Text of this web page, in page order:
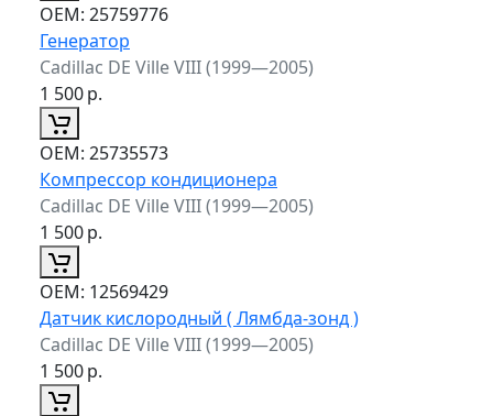
ОЕМ: 25759776
Генератор
Cadillac DE Ville VIII (1999—2005)
1 500р.
ОЕМ: 25735573
Компрессор кондиционера
Cadillac DE Ville VIII (1999—2005)
1 500р.
ОЕМ: 12569429
Датчик кислородный ( Лямбда-зонд )
Cadillac DE Ville VIII (1999—2005)
1 500р.